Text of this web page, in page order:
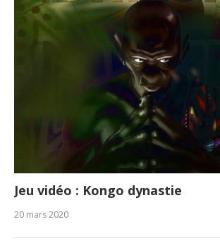
Jeu vidéo : Kongo dynastie
20 mars 2020